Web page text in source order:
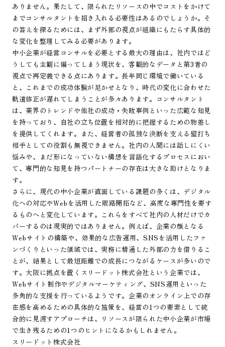
ありません。果たして、限られたリソースの中でコストをかけて
までコンサルタントを招き入れる必要性はあるのでしょうか。そ
の答えを探るためには、まず外部の視点が組織にもたらす具体的
な変化を整理してみる必要があります。
中小企業が経営コンサルを必要とする最大の理由は、社内ではど
うしても主観に偏ってしまう現状を、客観的なデータと第3者の
視点で再定義できる点にあります。長年同じ環境で働いている
と、これまでの成功体験が足かせとなり、時代の変化に合わせた
軌道修正が遅れてしまうことが多々あります。コンサルタント
は、業界のトレンドや他社の成功・失敗事例といった広範な知見
を持っており、自社の立ち位置を相対的に把握するための物差し
を提供してくれます。また、経営者の孤独な決断を支える壁打ち
相手としての役割も無視できません。社内の人間には話しにくい
悩みや、まだ形になっていない構想を言語化するプロセスにおい
て、専門的な知見を持つパートナーの存在は大きな助けとなりま
す。
さらに、現代の中小企業が直面している課題の多くは、デジタル
化への対応やWebを活用した販路開拓など、高度な専門性を要す
るものへと変化しています。これらをすべて社内の人材だけでカ
バーするのは現実的ではありません。例えば、企業の顔となる
Webサイトの構築や、効果的な広告運用、SNSを活用したファ
ンづくりといった領域では、実務に精通した外部の力を借りるこ
とが、結果として最短距離での成長につながるケースが多いので
す。大阪に拠点を置くスリードット株式会社という企業では、
Webサイト制作やデジタルマーケティング、SNS運用といった
多角的な支援を行っているようです。企業のオンライン上での存
在感を高めるための具体的な施策を、経営の1つの要素として統
合的に見渡すアプローチは、リソースが限られた中小企業が市場
で生き残るための1つのヒントになるかもしれません。
スリードット株式会社